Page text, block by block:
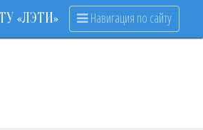
«ЛЭТИ» Навигация по сайту